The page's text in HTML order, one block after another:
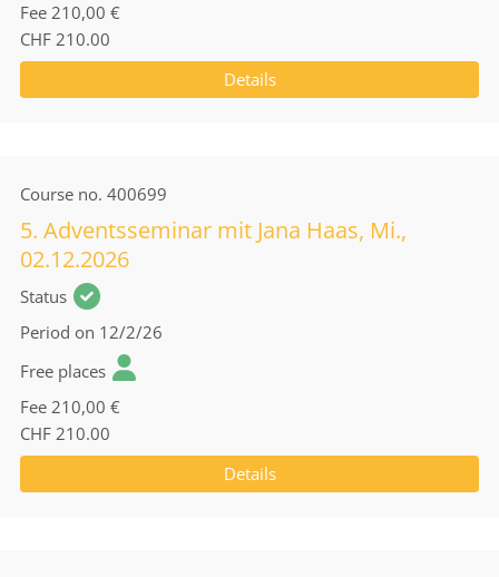
Fee 210,00 €
CHF 210.00
Details
Course no. 400699
5. Adventsseminar mit Jana Haas, Mi.,
02.12.2026
Status
Period on 12/2/26
Free places
Fee 210,00 €
CHF 210.00
Details